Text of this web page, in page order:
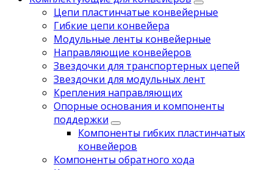
Цепи пластинчатые конвейерные
Гибкие цепи конвейера
Модульные ленты конвейерные
Направляющие конвейеров
Звездочки для транспортерных цепей
Звездочки для модульных лент
Крепления направляющих
Опорные основания и компоненты
поддержки
Компоненты гибких пластинчатых
конвейеров
Компоненты обратного хода